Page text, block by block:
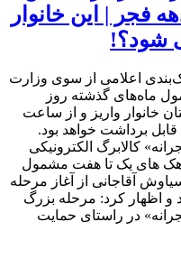
فجر | این خانوار
شود؟!
بر اساس دهک‌بندی اعلامی از سوی وزارت
ماه‌های گذشته روز
خانوار واریز و از ساعت
قابل برداشت خواهد بود.
کالابرگ الکترونیکی
های یک تا هفت مشمول
هستند. سیاوش آقاجانی از آغاز مرحله
و اظهار کرد: مرحله بزرگ
در راستای حمایت